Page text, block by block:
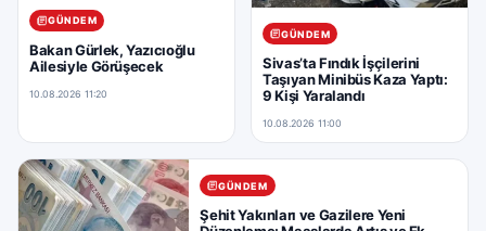
GÜNDEM
Bakan Gürlek, Yazıcıoğlu
Ailesiyle Görüşecek
10.08.2026 11:20
GÜNDEM
Sivas’ta Fındık İşçilerini
Taşıyan Minibüs Kaza Yaptı:
9 Kişi Yaralandı
10.08.2026 11:00
GÜNDEM
Şehit Yakınları ve Gazilere Yeni